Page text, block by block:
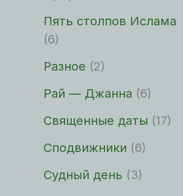
Пять столпов Ислама
(6)
Разное (2)
Рай — Джанна (6)
Священные даты (17)
Сподвижники (6)
Судный день (3)